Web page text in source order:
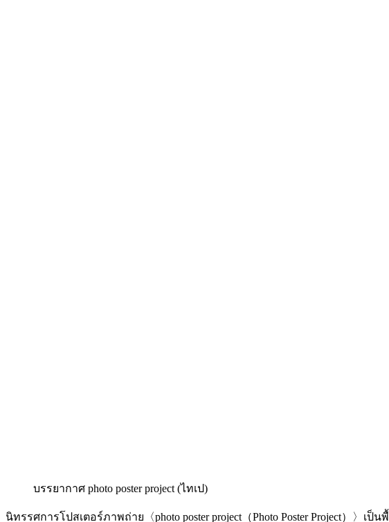
บรรยากาศ photo poster project (ไทเป)
นิทรรศการโปสเตอร์ภาพถ่าย〈photo poster project（Photo Poster Project）